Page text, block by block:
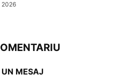
2026
MESAJ